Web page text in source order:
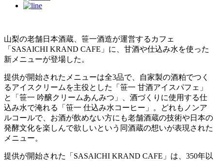
山梨の老舗日本酒蔵、笹一酒造が運営するカフェ
「SASAICHI KRAND CAFE」に、甘酒や仕込み水を使った
新メニューが登場した。
提供が開始されたメニューは全3品で、自家製の酒粕でつく
るアイスクリームを主役とした「笹一 甘酒アイスパフェ」
と「笹一 吟醸クリームあんみつ」、酒づくりに使用する仕
込み水で淹れる「笹一 仕込み水コーヒー」。どれもノンア
ルコールで、お酒が飲めない方にも老舗酒蔵の技術や日本の
発酵文化を楽しんで欲しいという同酒蔵の想いが表現された
メニュー。
提供が開始された「SASAICHI KRAND CAFE」は、350年以